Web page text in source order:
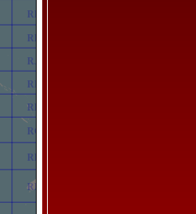
RE
RF
RG
RH
RI
RJ
RK
RL